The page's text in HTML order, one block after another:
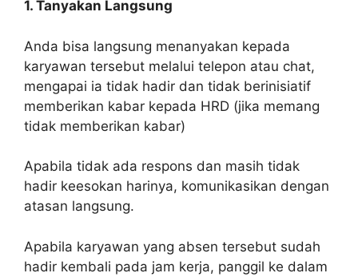
1. Tanyakan Langsung
Anda bisa langsung menanyakan kepada
karyawan tersebut melalui telepon atau chat,
mengapai ia tidak hadir dan tidak berinisiatif
memberikan kabar kepada HRD (jika memang
tidak memberikan kabar)
Apabila tidak ada respons dan masih tidak
hadir keesokan harinya, komunikasikan dengan
atasan langsung.
Apabila karyawan yang absen tersebut sudah
hadir kembali pada jam kerja, panggil ke dalam